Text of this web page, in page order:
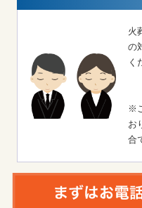
火
の
く
※
お
合